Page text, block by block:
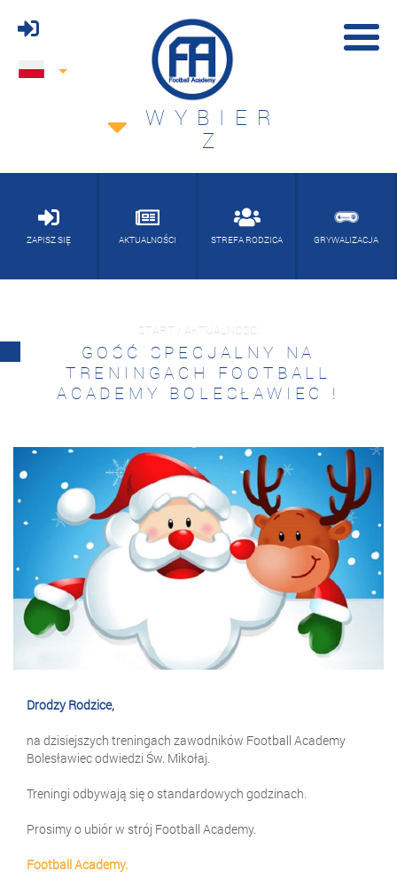
WYBIER
Z
ZAPISZ SIĘ AKTUALNOŚCI STREFA RODZICA GRYWALIZACJA
START / AKTUALNOŚCI
GOŚĆ SPECJALNY NA
TRENINGACH FOOTBALL
ACADEMY BOLESŁAWIEC !
Drodzy Rodzice,
na dzisiejszych treningach zawodników Football Academy
Bolesławiec odwiedzi Św. Mikołaj.
Treningi odbywają się o standardowych godzinach.
Prosimy o ubiór w strój Football Academy.
Football Academy.